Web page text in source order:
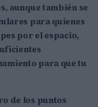
aunque también se
para quienes
por el espacio,
para que tu
de los puntos